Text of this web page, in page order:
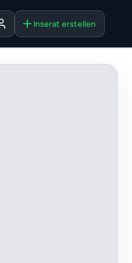
AnmeldenInserat erstellen